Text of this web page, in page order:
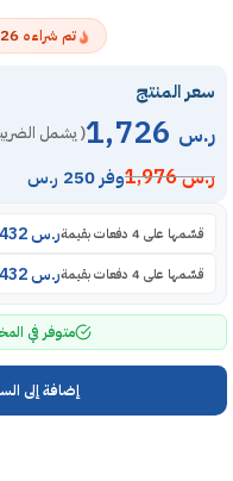
تم شراءه 26
سعر المنتج
ر.س ( يشمل
ر.س1,976 وفر 250 ر.س
قسّمها على 4 دفعات بقيمة ر.س
قسّمها على 4 دفعات بقيمة ر.س
متوفر في
إضافة إلى